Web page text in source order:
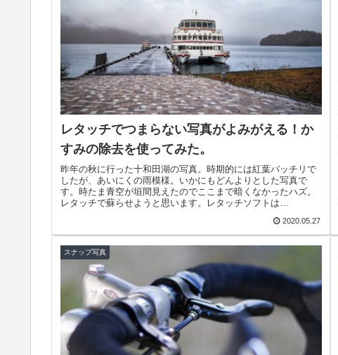
レタッチでつまらない写真がよみがえる！か
すみの除去を使ってみた。
昨年の秋に行った十和田湖の写真。時期的には紅葉バッチリで
したが、あいにくの雨模様。いかにもどんよりとした写真で
す。時たま青空が垣間見えたのでここまで暗くなかったハズ。
レタッチで蘇らせようと思います。レタッチソフトは
2020.05.27
スナップ写真